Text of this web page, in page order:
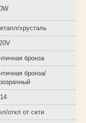
хрусталь
бронза
бронза/
откл от сети